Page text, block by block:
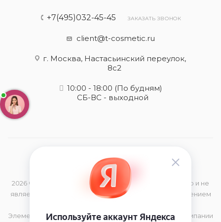
+7(495)032-45-45 ЗАКАЗАТЬ ЗВОНОК
client@t-cosmetic.ru
г. Москва, Настасьинский переулок,
8с2
10:00 - 18:00 (По будням)
СБ-ВС - выходной
2026 © Данный сайт носит информационный характер и не
является публичной офертой, определяемой положением
Элементы дизайна и торговая марка принадлежат компании